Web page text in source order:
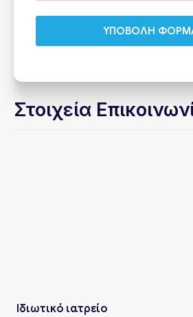
ΥΠΟΒΟΛΗ
Στοιχεία
Ιδιωτικό ιατρείο